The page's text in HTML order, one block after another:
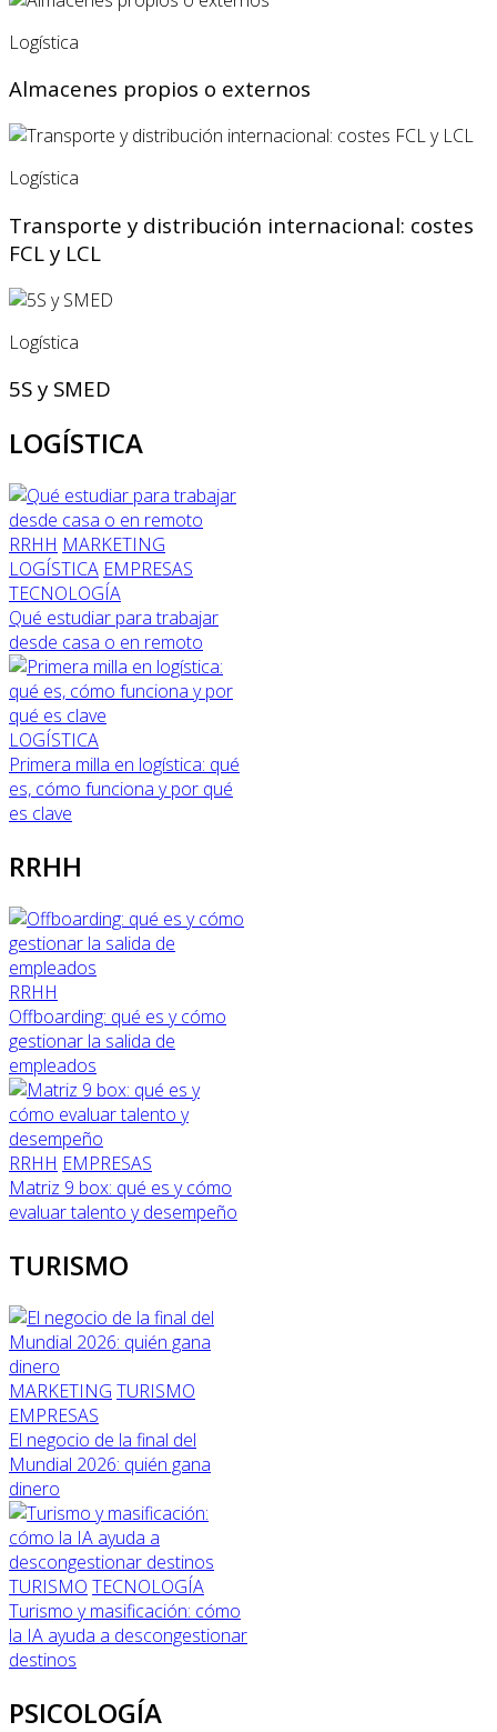
Logística
Almacenes propios o externos
Logística
Transporte y distribución internacional: costes
FCL y LCL
Logística
5S y SMED
LOGÍSTICA
RRHH MARKETING
LOGÍSTICA EMPRESAS
TECNOLOGÍA
Qué estudiar para trabajar
desde casa o en remoto
LOGÍSTICA
Primera milla en logística: qué
es, cómo funciona y por qué
es clave
RRHH
RRHH
Offboarding: qué es y cómo
gestionar la salida de
empleados
RRHH EMPRESAS
Matriz 9 box: qué es y cómo
evaluar talento y desempeño
TURISMO
MARKETING TURISMO
EMPRESAS
El negocio de la final del
Mundial 2026: quién gana
dinero
TURISMO TECNOLOGÍA
Turismo y masificación: cómo
la IA ayuda a descongestionar
destinos
PSICOLOGÍA